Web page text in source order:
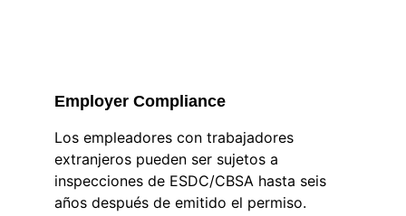
Employer Compliance
Los empleadores con trabajadores
extranjeros pueden ser sujetos a
inspecciones de ESDC/CBSA hasta seis
años después de emitido el permiso.